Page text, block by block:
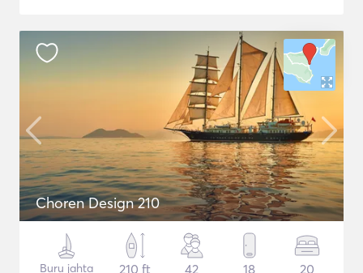
Choren Design 210
Buru jahta
210 ft
42 18 20